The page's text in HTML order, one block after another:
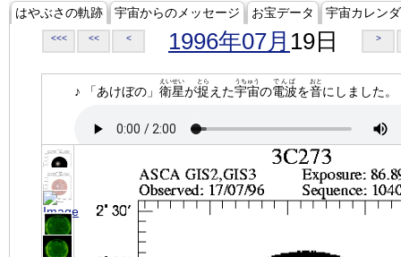
はやぶさの軌跡 宇宙からのメッセージ お宝データ 宇宙カレン
<<< << < 1996年07月 19日 >
♪ 「あけぼの」 衛星
えいせい
が捉
とら
えた宇宙
うちゅう
の電波
でんぱ
を音
おと
にしました。